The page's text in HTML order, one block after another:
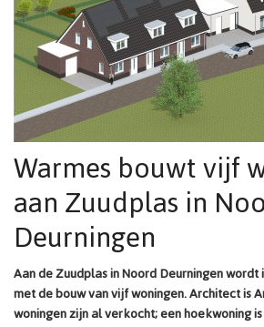
Warmes bouwt vijf
aan Zuudplas in
Deurningen
Aan de Zuudplas in Noord Deurningen
met de bouw van vijf woningen. Architect is
woningen zijn al verkocht; een hoekwoning